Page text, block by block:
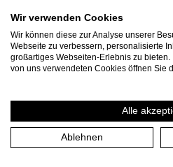
Wir verwenden Cookies
Wir können diese zur Analyse unserer
Webseite zu verbessern, personalisierte
großartiges Webseiten-Erlebnis zu
von uns verwendeten Cookies öffnen Sie
Alle
Ablehnen